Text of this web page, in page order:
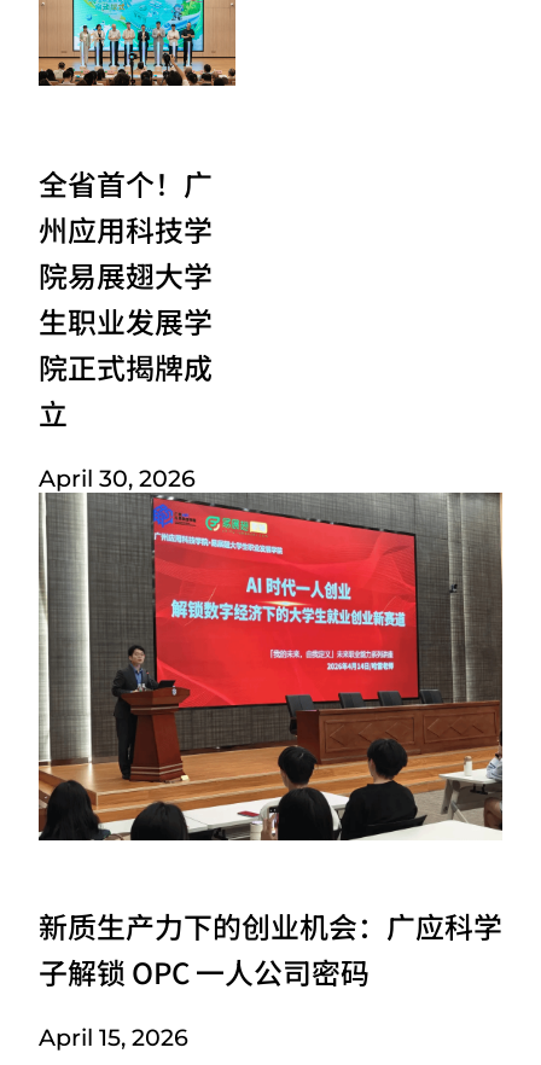
全省首个！广
州应用科技学
院易展翅大学
生职业发展学
院正式揭牌成
立
April 30, 2026
新质生产力下的创业机会：广应科学
子解锁 OPC 一人公司密码
April 15, 2026